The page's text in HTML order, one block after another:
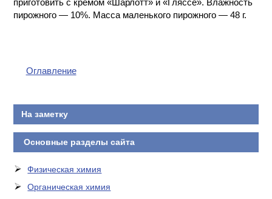
ТЕХНОЛОГИЯ
приготовить с кремом «Шарлотт» и «Гляссе». Влажность
пирожного — 10%. Масса маленького пирожного — 48 г.
Оглавление
На заметку
Основные разделы сайта
Физическая химия
Органическая химия